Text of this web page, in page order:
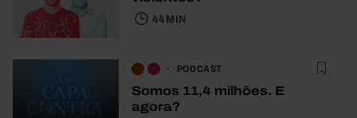
44 MIN
PODCAST
Somos 11,4 milhões. E
agora?